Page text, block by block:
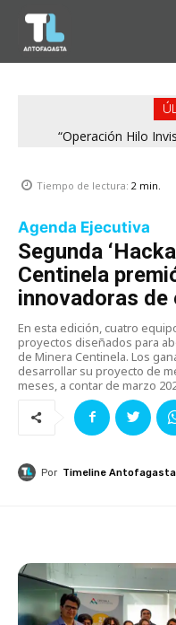
“Operación Hilo
Tiempo de lectura: 2 min.
Agenda Ejecutiva
Segunda
Centinela
innovadoras
En esta edición, cuatro
proyectos diseñados para
de Minera Centinela. Los
desarrollar su proyecto de
meses, a contar de marzo
Por Timeline Antofagasta